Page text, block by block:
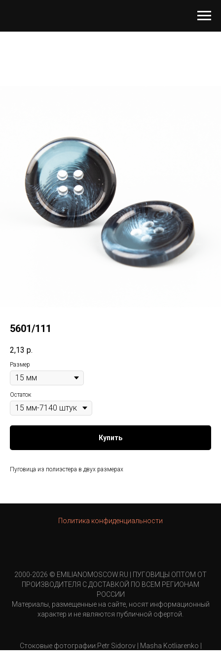
5601/111
2,13 р.
Размер
Остаток
Купить
Пуговица из полиэстера в двух размерах
Политика конфиденциальности
2000-2026 © EMILIANOMOSCOW.RU | ПУГОВИЦЫ ОПТОМ ОТ
ПРОИЗВОДИТЕЛЯ С ДОСТАВКОЙ ПО ВСЕМ РЕГИОНАМ
РОССИИ
Материалы, размещенные на сайте, носят информационный
характер и не являются публичной офертой.
Стоковые фотографии:Petr Sidorov | Masha Kotliarenko |